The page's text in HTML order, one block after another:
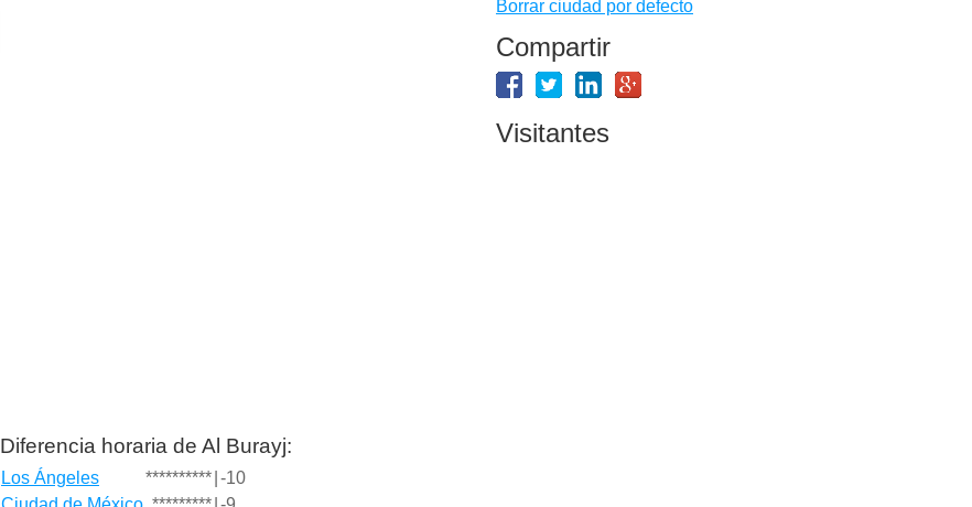
Diferencia horaria de Al Burayj:
Los Ángeles ********** -10
Borrar ciudad por defecto
Compartir
Visitantes